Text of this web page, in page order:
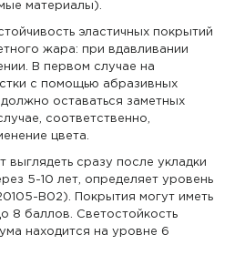
материалы).
эластичных покрытий
жара: при вдавливании
В первом случае на
с помощью абразивных
оставаться заметных
соответственно,
цвета.
выглядеть сразу после укладки
5-10 лет, определяет уровень
В02). Покрытия могут иметь
8 баллов. Светостойкость
находится на уровне 6